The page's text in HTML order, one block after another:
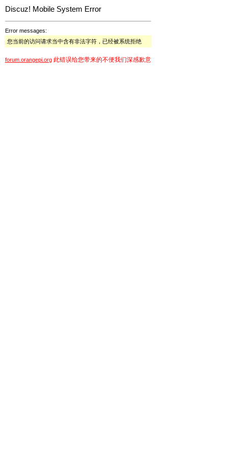
Discuz! Mobile System Error
Error messages:
您当前的访问请求当中含有非法字符，已经被系统拒绝
forum.orangepi.org 此错误给您带来的不便我们深感歉意